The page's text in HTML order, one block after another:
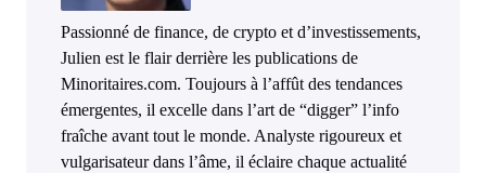
Passionné de finance, de crypto et d’investissements,
Julien est le flair derrière les publications de
Minoritaires.com. Toujours à l’affût des tendances
émergentes, il excelle dans l’art de “digger” l’info
fraîche avant tout le monde. Analyste rigoureux et
vulgarisateur dans l’âme, il éclaire chaque actualité